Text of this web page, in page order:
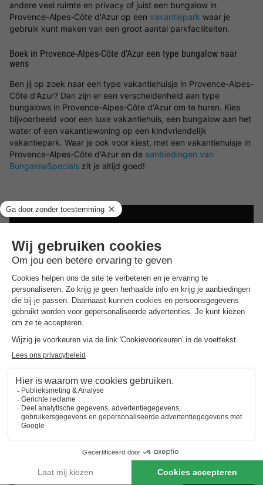
andere veel ruimte en privacy of juist een bungalow in
Provence-Alpes-Côte d'Azur op een vakantiepark waar je
gebruik kunt maken van een groot aantal parkfaciliteiten.
Boek in Provence-Alpes-Côte d'Azur een type bungalow naar
wens
Ben jij op zoek naar een type vakantiehuisje in Provence-Alpes-
Côte d'Azur? Dan zijn er een verscheidenheid aan type
bungalows in Provence-Alpes-Côte d'Azur om te huren. Kies
bijvoorbeeld voor een luxe vakantiehuis, een bungalow aan het
water of een vakantiewoning op een kindvriendelijk
vakantiepark. Waar je ook voor kiest, met een vakantiehuisje in
Provence-Alpes-Côte d'Azur en de aanbiedingen van
BungalowSpecials zit je altijd goed!
Provence-Alpes-Côte D'azur
Vind de selectie van vakantieparken in Provence-Alpes-
Côte D'azur met de beste reviews.
Provence-alpes-côte D'azur,Vidauban
9.0 Uitstekend